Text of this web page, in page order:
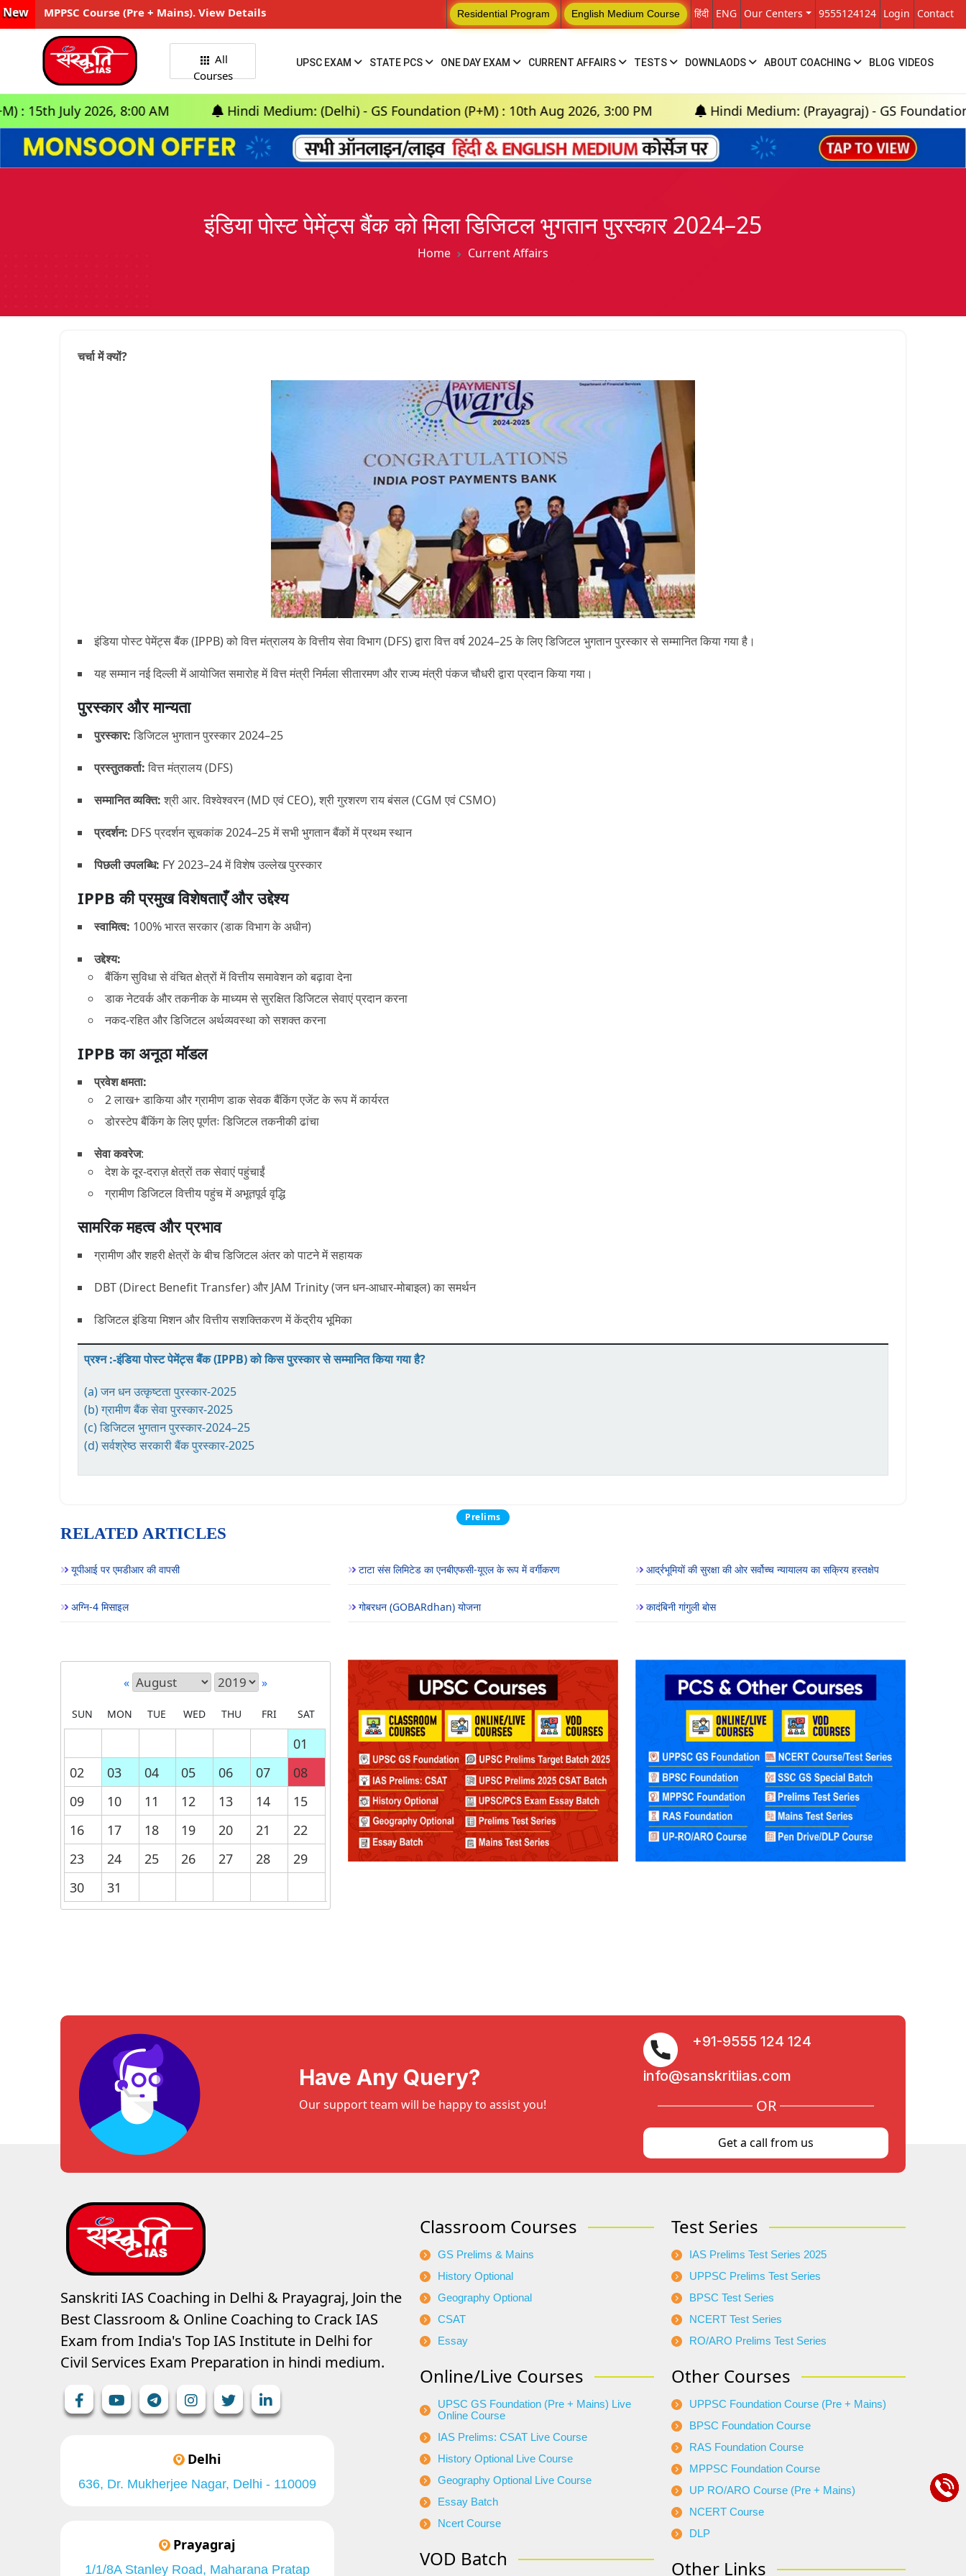
New MPPSC Course (Pre + Mains). View Details Residential Program English Medium Course हिंदी ENG Our Centers 9555124124 Login Contact
All
Courses
UPSC EXAM STATE PCS ONE DAY EXAM CURRENT AFFAIRS TESTS DOWNLAODS ABOUT COACHING BLOG VIDEOS
2026, 8:00 AM Hindi Medium: (Delhi) - GS Foundation (P+M) : 10th Aug 2026, 3:00 PM Hindi Medium: (Prayagraj) - GS Foundation (P+M) :
इंडिया पोस्ट पेमेंट्स बैंक को मिला डिजिटल भुगतान पुरस्कार 2024–25
Home Current Affairs
चर्चा में क्यों?
इंडिया पोस्ट पेमेंट्स बैंक (IPPB) को वित्त मंत्रालय के वित्तीय सेवा विभाग (DFS) द्वारावित्त वर्ष 2024–25 के लिए डिजिटल भुगतान पुरस्कारसे सम्मानित किया गया है।
यह सम्माननई दिल्लीमें आयोजित समारोह मेंवित्त मंत्री निर्मला सीतारमणऔरराज्य मंत्री पंकज चौधरीद्वारा प्रदान किया गया।
पुरस्कार और मान्यता
पुरस्कार: डिजिटल भुगतान पुरस्कार 2024–25
प्रस्तुतकर्ता: वित्त मंत्रालय (DFS)
सम्मानित व्यक्ति: श्री आर. विश्वेश्वरन (MD एवं CEO), श्री गुरशरण राय बंसल (CGM एवं CSMO)
प्रदर्शन: DFS प्रदर्शन सूचकांक 2024–25 मेंसभी भुगतान बैंकों में प्रथम स्थान
पिछली उपलब्धि: FY 2023–24 मेंविशेष उल्लेख पुरस्कार
IPPB की प्रमुख विशेषताएँ और उद्देश्य
स्वामित्व: 100% भारत सरकार (डाक विभाग के अधीन)
उद्देश्य:
बैंकिंग सुविधा से वंचित क्षेत्रों मेंवित्तीय समावेशनको बढ़ावा देना
डाक नेटवर्क और तकनीक के माध्यम सेसुरक्षित डिजिटल सेवाएंप्रदान करना
नकद-रहित और डिजिटल अर्थव्यवस्थाको सशक्त करना
IPPB का अनूठा मॉडल
प्रवेश क्षमता:
2 लाख+ डाकिया और ग्रामीण डाक सेवकबैंकिंग एजेंट के रूप में कार्यरत
डोरस्टेप बैंकिंगके लिए पूर्णतः डिजिटल तकनीकी ढांचा
सेवा कवरेज:
देश केदूर-दराज़ क्षेत्रोंतक सेवाएं पहुंचाईं
ग्रामीण डिजिटल वित्तीय पहुंचमें अभूतपूर्व वृद्धि
सामरिक महत्व और प्रभाव
ग्रामीण और शहरी क्षेत्रों के बीचडिजिटल अंतर को पाटनेमें सहायक
DBT (Direct Benefit Transfer)और JAM Trinity (जन धन-आधार-मोबाइल)का समर्थन
डिजिटल इंडिया मिशनऔरवित्तीय सशक्तिकरणमें केंद्रीय भूमिका
प्रश्न :-इंडिया पोस्ट पेमेंट्स बैंक (IPPB) को किस पुरस्कार से सम्मानित किया गया है?
(a) जन धन उत्कृष्टता पुरस्कार-2025
(b) ग्रामीण बैंक सेवा पुरस्कार-2025
(c) डिजिटल भुगतान पुरस्कार-2024–25
(d) सर्वश्रेष्ठ सरकारी बैंक पुरस्कार-2025
Prelims
RELATED ARTICLES
यूपीआई पर एमडीआर की वापसी टाटा संस लिमिटेड का एनबीएफसी-यूएल के रूप में वर्गीकरण आर्द्रभूमियों की सुरक्षा की ओर सर्वोच्च न्यायालय का सक्रिय हस्तक्षेप
अग्नि-4 मिसाइल गोबरधन (GOBARdhan) योजना कादंबिनी गांगुली बोस
« »
SUN MON TUE WED THU FRI SAT
01
02
03 04 05 06 07
08
09
10 11 12 13 14
15
16
17 18 19 20 21
22
23
24 25 26 27 28
29
30
31
Have Any Query?
Our support team will be happy to assist you!
+91-9555 124 124
info@sanskritiias.com
OR
Get a call from us
Sanskriti IAS Coaching in Delhi & Prayagraj, Join the
Best Classroom & Online Coaching to Crack IAS
Exam from India's Top IAS Institute in Delhi for
Civil Services Exam Preparation in hindi medium.
Delhi
636, Dr. Mukherjee Nagar, Delhi - 110009
Prayagraj
1/1/8A Stanley Road, Maharana Pratap
Classroom Courses
GS Prelims & Mains
History Optional
Geography Optional
CSAT
Essay
Online/Live Courses
UPSC GS Foundation (Pre + Mains) Live
Online Course
IAS Prelims: CSAT Live Course
History Optional Live Course
Geography Optional Live Course
Essay Batch
Ncert Course
VOD Batch
Test Series
IAS Prelims Test Series 2025
UPPSC Prelims Test Series
BPSC Test Series
NCERT Test Series
RO/ARO Prelims Test Series
Other Courses
UPPSC Foundation Course (Pre + Mains)
BPSC Foundation Course
RAS Foundation Course
MPPSC Foundation Course
UP RO/ARO Course (Pre + Mains)
NCERT Course
DLP
Other Links